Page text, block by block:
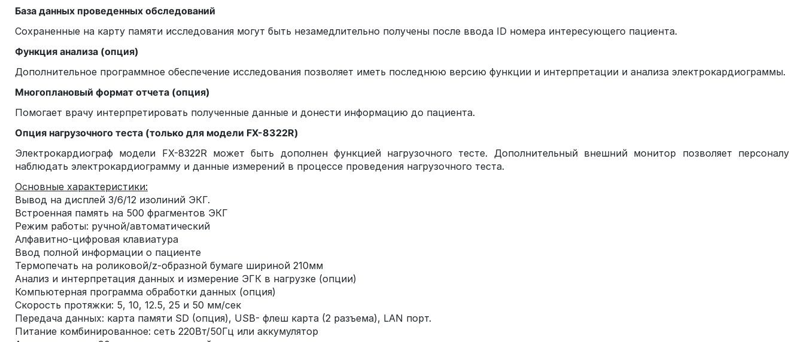
База данных проведенных обследований
Сохраненные на карту памяти исследования могут быть незамедлительно получены после ввода ID номера интересующего пациента.
Функция анализа (опция)
Дополнительное программное обеспечение исследования позволяет иметь последнюю версию функции и интерпретации и анализа электрокардиограммы.
Многоплановый формат отчета (опция)
Помогает врачу интерпретировать полученные данные и донести информацию до пациента.
Опция нагрузочного теста (только для модели FX-8322R)
Электрокардиограф модели FX-8322R может быть дополнен функцией нагрузочного тесте. Дополнительный внешний монитор позволяет персоналу
наблюдать электрокардиограмму и данные измерений в процессе проведения нагрузочного теста.
Основные характеристики:
Вывод на дисплей 3/6/12 изолиний ЭКГ.
Встроенная память на 500 фрагментов ЭКГ
Режим работы: ручной/автоматический
Алфавитно-цифровая клавиатура
Ввод полной информации о пациенте
Термопечать на роликовой/z-образной бумаге шириной 210мм
Анализ и интерпретация данных и измерение ЭГК в нагрузке (опции)
Компьютерная программа обработки данных (опция)
Cкорость протяжки: 5, 10, 12.5, 25 и 50 мм/сек
Передача данных: карта памяти SD (опция), USB- флеш карта (2 разъема), LAN порт.
Питание комбинированное: сеть 220Вт/50Гц или аккумулятор